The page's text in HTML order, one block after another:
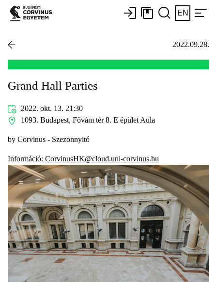
EN
2022.09.28.
Grand Hall Parties
2022. okt. 13. 21:30
1093. Budapest, Fővám tér 8. E épület Aula
by Corvinus - Szezonnyitó
Információ: CorvinusHK@cloud.uni-corvinus.hu